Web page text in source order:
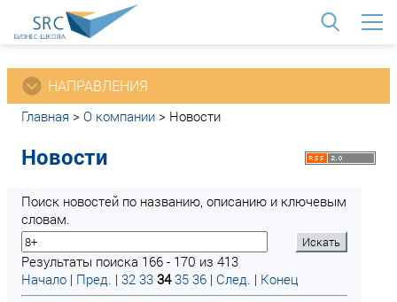
НАПРАВЛЕНИЯ
Главная > О компании > Новости
Новости
Поиск новостей по названию, описанию и ключевым
словам.
Результаты поиска 166 - 170 из 413
Начало | Пред. | 32 33 34 35 36 | След. | Конец